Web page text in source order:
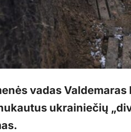
vadas Valdemaras
ukrainiečių